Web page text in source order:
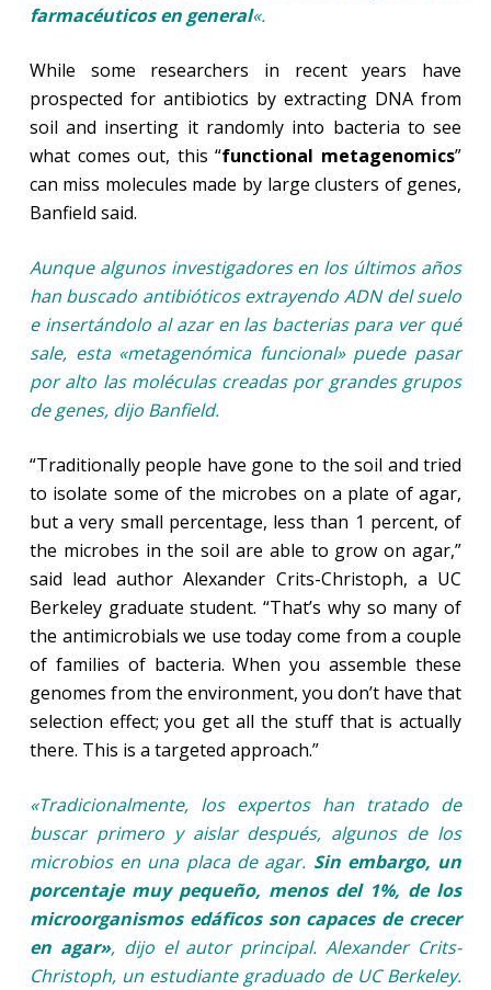
farmacéuticos en general«.
While some researchers in recent years have
prospected for antibiotics by extracting DNA from
soil and inserting it randomly into bacteria to see
what comes out, this “functional metagenomics”
can miss molecules made by large clusters of genes,
Banfield said.
Aunque algunos investigadores en los últimos años
han buscado antibióticos extrayendo ADN del suelo
e insertándolo al azar en las bacterias para ver qué
sale, esta «metagenómica funcional» puede pasar
por alto las moléculas creadas por grandes grupos
de genes, dijo Banfield.
“Traditionally people have gone to the soil and tried
to isolate some of the microbes on a plate of agar,
but a very small percentage, less than 1 percent, of
the microbes in the soil are able to grow on agar,”
said lead author Alexander Crits-Christoph, a UC
Berkeley graduate student. “That’s why so many of
the antimicrobials we use today come from a couple
of families of bacteria. When you assemble these
genomes from the environment, you don’t have that
selection effect; you get all the stuff that is actually
there. This is a targeted approach.”
«Tradicionalmente, los expertos han tratado de
buscar primero y aislar después, algunos de los
microbios en una placa de agar. Sin embargo, un
porcentaje muy pequeño, menos del 1%, de los
microorganismos edáficos son capaces de crecer
en agar», dijo el autor principal. Alexander Crits-
Christoph, un estudiante graduado de UC Berkeley.